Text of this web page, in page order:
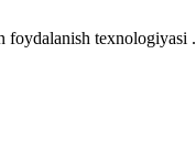
foydalanish texnologiyasi .